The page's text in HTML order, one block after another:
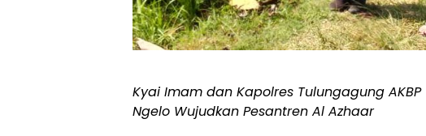
Kyai Imam dan Kapolres Tulungagung
Ngelo Wujudkan Pesantren Al Azhaar